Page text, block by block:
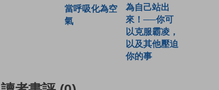
當呼吸化為空
氣
為自己站出
來！──你可
以克服霸凌，
以及其他壓迫
你的事